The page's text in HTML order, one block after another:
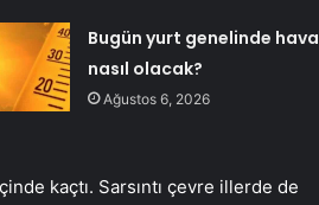
Bugün yurt genelinde hava
nasıl olacak?
Ağustos 6, 2026
kaçtı. Sarsıntı çevre illerde de